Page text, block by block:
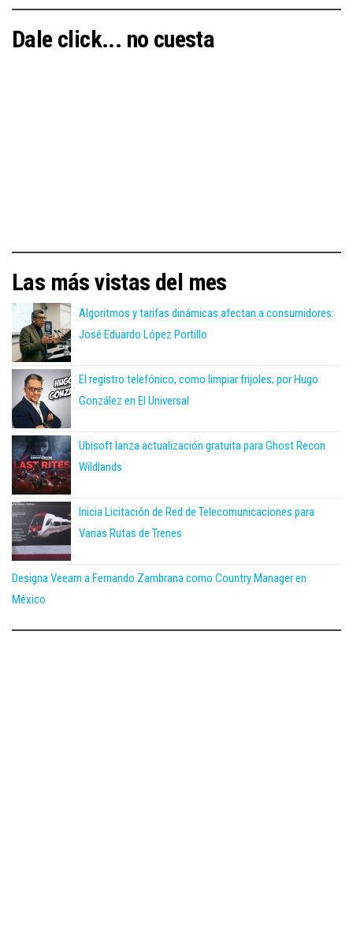
Dale click... no cuesta
Las más vistas del mes
Algoritmos y tarifas dinámicas afectan a consumidores:
José Eduardo López Portillo
El registro telefónico, como limpiar frijoles; por Hugo
González en El Universal
Ubisoft lanza actualización gratuita para Ghost Recon
Wildlands
Inicia Licitación de Red de Telecomunicaciones para
Varias Rutas de Trenes
Designa Veeam a Fernando Zambrana como Country Manager en
México